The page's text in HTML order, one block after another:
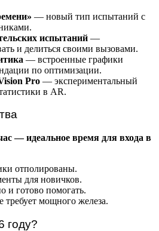
— новый тип испытаний с
испытаний —
и делиться своими вызовами.
— встроенные графики
по оптимизации.
Pro — экспериментальный
в AR.
— идеальное время для входа в
отполированы.
для новичков.
и готово помогать.
требует мощного железа.
году?